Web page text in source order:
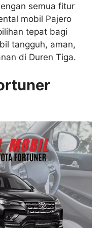
semua fitur
mobil Pajero
tepat bagi
tangguh, aman,
di Duren Tiga.